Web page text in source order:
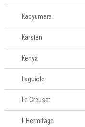
Kacyumara
Karsten
Kenya
Laguiole
Le Creuset
L'Hermitage